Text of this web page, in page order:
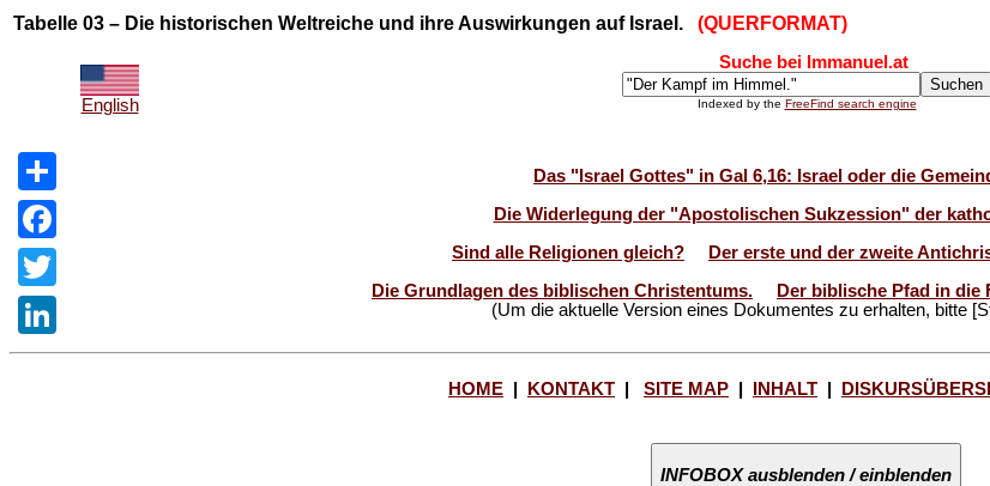
Tabelle 03 – Die historischen Weltreiche und ihre Auswirkungen auf Israel. (QUERFORMAT)
English
Suche bei Immanuel.at
Indexed by the FreeFind search engine
Share
Facebook
Twitter
LinkedIn
Das "Israel Gottes" in Gal 6,16: Israel oder die
Die Widerlegung der "Apostolischen Sukzession" der
Sind alle Religionen gleich?
Der erste und der zweite
Die Grundlagen des biblischen Christentums.
Der biblische Pfad in die
(Um die aktuelle Version eines Dokumentes zu erhalten, bitte
HOME KONTAKT SITE MAP INHALT
INFOBOX ausblenden / einblenden